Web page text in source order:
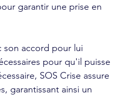
garantir une prise en
son accord pour lui
pour qu'il puisse
SOS Crise assure
garantissant ainsi un